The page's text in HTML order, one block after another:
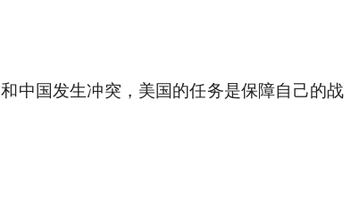
中国发生冲突，美国的任务是保障自己的战